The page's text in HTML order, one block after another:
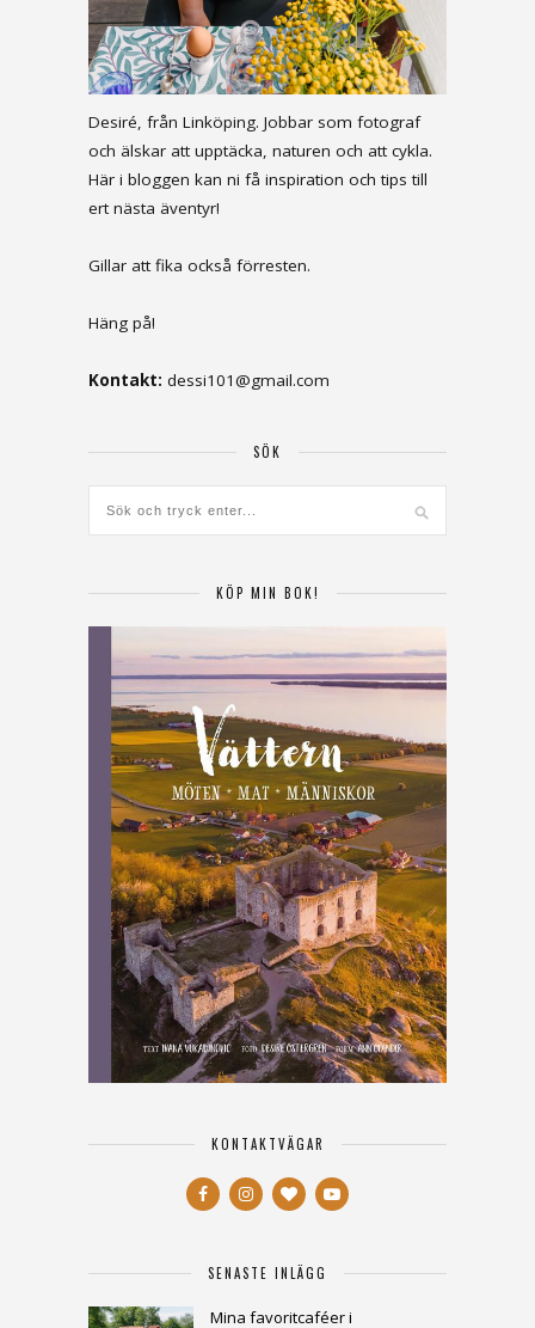
Desiré, från Linköping. Jobbar som fotograf
och älskar att upptäcka, naturen och att cykla.
Här i bloggen kan ni få inspiration och tips till
ert nästa äventyr!
Gillar att fika också förresten.
Häng på!
Kontakt: dessi101@gmail.com
SÖK
KÖP MIN BOK!
KONTAKTVÄGAR
SENASTE INLÄGG
Mina favoritcaféer i